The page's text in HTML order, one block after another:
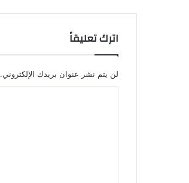
اترك تعليقاً
لن يتم نشر عنوان بريدك الإلكتروني.